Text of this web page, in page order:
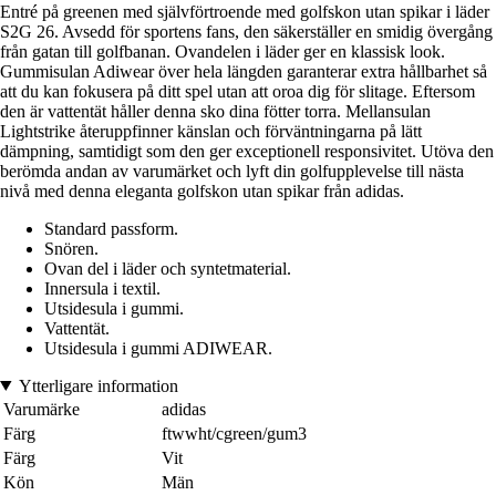
Entré på greenen med självförtroende med golfskon utan spikar i läder
S2G 26. Avsedd för sportens fans, den säkerställer en smidig övergång
från gatan till golfbanan. Ovandelen i läder ger en klassisk look.
Gummisulan Adiwear över hela längden garanterar extra hållbarhet så
att du kan fokusera på ditt spel utan att oroa dig för slitage. Eftersom
den är vattentät håller denna sko dina fötter torra. Mellansulan
Lightstrike återuppfinner känslan och förväntningarna på lätt
dämpning, samtidigt som den ger exceptionell responsivitet. Utöva den
berömda andan av varumärket och lyft din golfupplevelse till nästa
nivå med denna eleganta golfskon utan spikar från adidas.
Standard passform.
Snören.
Ovan del i läder och syntetmaterial.
Innersula i textil.
Utsidesula i gummi.
Vattentät.
Utsidesula i gummi ADIWEAR.
Ytterligare information
Varumärke
adidas
Färg
ftwwht/cgreen/gum3
Färg
Vit
Kön
Män